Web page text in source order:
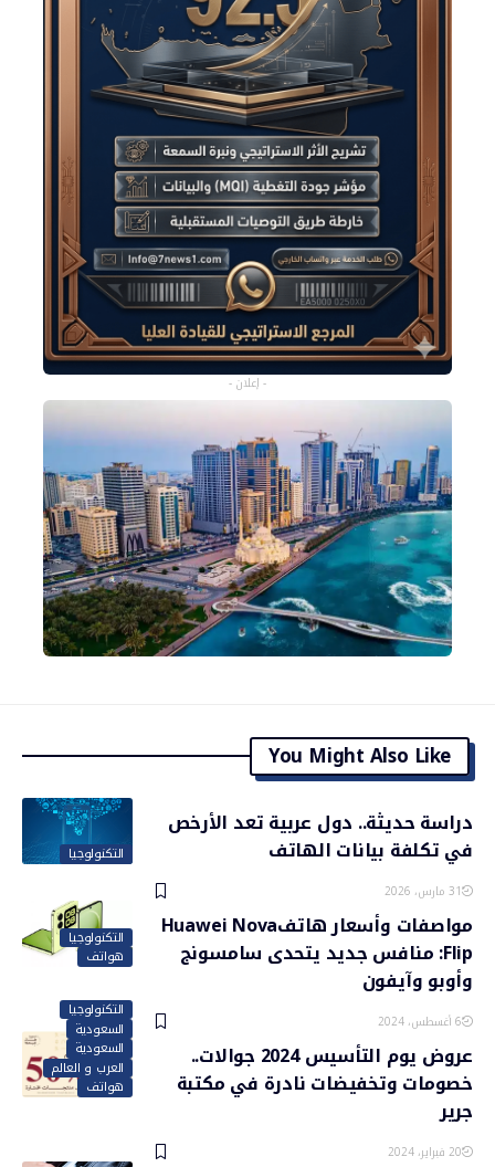
- إعلان -
You Might Also Like
التكنولوجيا
دراسة حديثة.. دول عربية تعد الأرخص
في تكلفة بيانات الهاتف
31 مارس، 2026
التكنولوجيا
هواتف
مواصفات وأسعار هاتفHuawei Nova
Flip: منافس جديد يتحدى سامسونج
وأوبو وآيفون
6 أغسطس، 2024
التكنولوجيا
السعودية
السعودية
العرب و العالم
هواتف
عروض يوم التأسيس 2024 جوالات..
خصومات وتخفيضات نادرة في مكتبة
جرير
20 فبراير، 2024